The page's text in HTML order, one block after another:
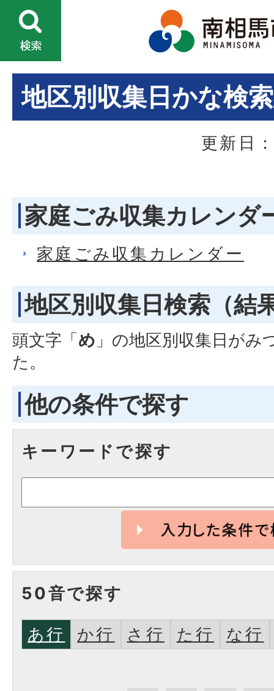
地区別収集日かな検
更新日
家庭ごみ収集カレンダ
家庭ごみ収集カレンダー
地区別収集日検索 （結
頭文字「め 」の地区別収集日がみ
た。
他の条件で探す
キーワードで探す
50音で探す
あ行 か行 さ行 た行 な行